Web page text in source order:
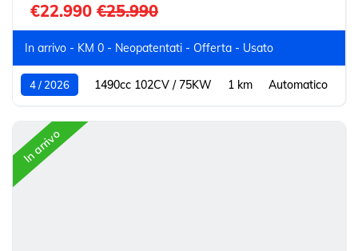
€22.990 €25.990
In arrivo - KM 0 - Neopatentati - Offerta - Usato
4 / 2026 1490cc 102CV / 75KW 1 km Automatico
In arrivo